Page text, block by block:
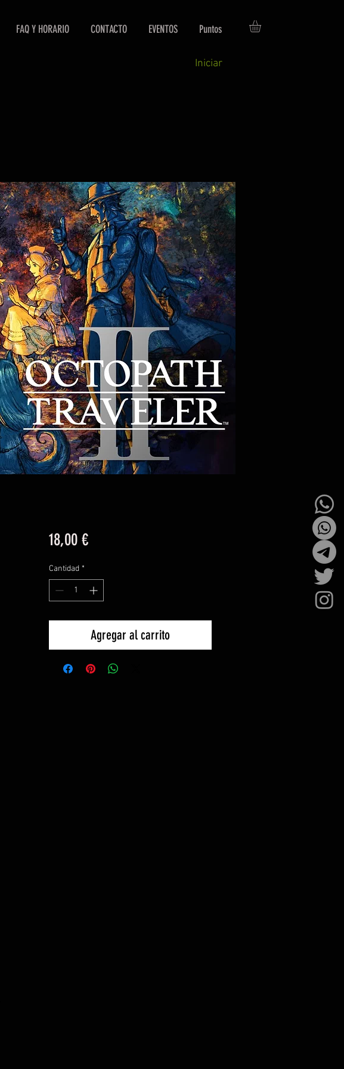
FAQ Y HORARIO CONTACTO EVENTOS Puntos
Iniciar
18,00 €Precio
Cantidad *
Agregar al carrito